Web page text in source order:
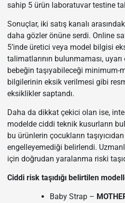
sahip 5 ürün laboratuvar testine
Sonuçlar, iki satış kanalı
daha gözler önüne serdi. Online
5’inde üretici veya model bilgisi
talimatlarının bulunmaması,
bebeğin taşıyabileceği minimum-
bilgilerinin eksik verilmesi gibi
eksiklikler saptandı.
Daha da dikkat çekici olan ise,
modelde ciddi teknik kusurların
bu ürünlerin çocukların
engelleyemediği belirlendi.
için doğrudan yaralanma riski
Ciddi risk taşıdığı belirtilen
Baby Strap –